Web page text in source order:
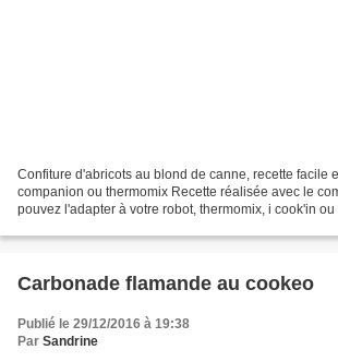
Confiture d'abricots au blond de canne, recette facile
companion ou thermomix Recette réalisée avec le
pouvez l'adapter à votre robot, thermomix, i cook'in
Carbonade flamande au cookeo
Publié le 29/12/2016 à 19:38
Par Sandrine